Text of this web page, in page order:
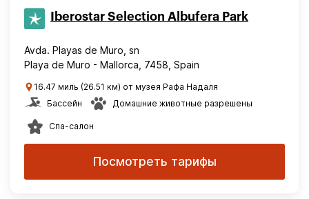
Iberostar Selection​ Albufera Park
Avda. Playas de Muro, sn
Playa de Muro - Mallorca, 7458, Spain
16.47 миль (26.51 км) от музея Рафа Надаля
Бассейн
Домашние животные разрешены
Спа-салон
Посмотреть тарифы